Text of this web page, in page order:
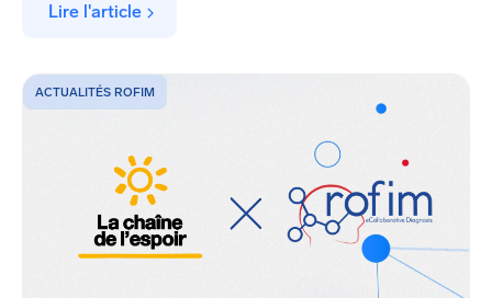
Lire l'article
ACTUALITÉS ROFIM